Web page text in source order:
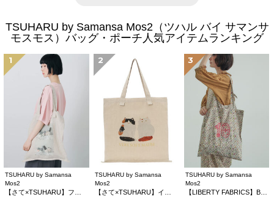
TSUHARU by Samansa Mos2（ツハル バイ サマンサ
モスモス）バッグ・ポーチ人気アイテムランキング
1
TSUHARU by Samansa
Mos2
2
TSUHARU by Samansa
Mos2
3
TSUHARU by Samansa
Mos2
【LIBERTY FABRICS】Botanical Language柄トートバッグ